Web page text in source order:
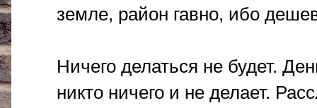
земле, район гавно, ибо
Ничего делаться не будет.
никто ничего и не делает.